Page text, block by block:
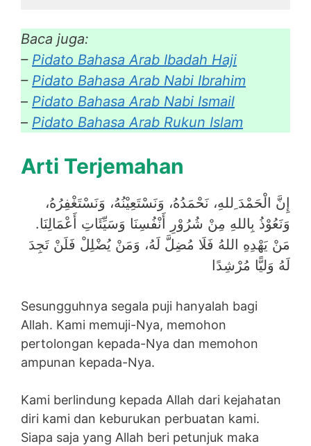
Baca juga:
– Pidato Bahasa Arab Ibadah Haji
– Pidato Bahasa Arab Nabi Ibrahim
– Pidato Bahasa Arab Nabi Ismail
– Pidato Bahasa Arab Rukun Islam
Arti Terjemahan
إِنَّ الْحَمْدَ ِللهِ، نَحْمَدُهُ، وَنَسْتَعِيْنُهُ، وَنَسْتَغْفِرُهُ،
وَنَعُوْذُ بِاللهِ مِنْ شُرُوْرِ أَنْفُسِنَا وَسَيِّئَاتِ أَعْمَالِنَا.
مَنْ يَهْدِهِ اللهُ فَلَا مُضِلَّ لَهُ، وَمَنْ يُضْلِلْ فَلَنْ تَجِدَ
لَهُ وَليًّا مُرْشِدًا
Sesungguhnya segala puji hanyalah bagi
Allah. Kami memuji-Nya, memohon
pertolongan kepada-Nya dan memohon
ampunan kepada-Nya.
Kami berlindung kepada Allah dari kejahatan
diri kami dan keburukan perbuatan kami.
Siapa saja yang Allah beri petunjuk maka